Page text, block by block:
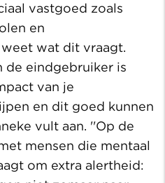
vastgoed zoals
en
wat dit vraagt.
de eindgebruiker is
van je
en dit goed kunnen
vult aan. ''Op de
mensen die mentaal
om extra alertheid: